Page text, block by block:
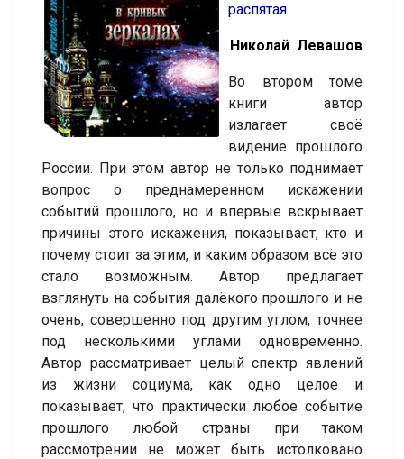
распятая
Николай Левашов
Во втором томе
книги автор
излагает своё
видение прошлого
России. При этом автор не только поднимает
вопрос о преднамеренном искажении
событий прошлого, но и впервые вскрывает
причины этого искажения, показывает, кто и
почему стоит за этим, и каким образом всё это
стало возможным. Автор предлагает
взглянуть на события далёкого прошлого и не
очень, совершенно под другим углом, точнее
под несколькими углами одновременно.
Автор рассматривает целый спектр явлений
из жизни социума, как одно целое и
показывает, что практически любое событие
прошлого любой страны при таком
рассмотрении не может быть истолковано